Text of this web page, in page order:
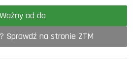
Ważny od do
Sprawdź na stronie ZTM